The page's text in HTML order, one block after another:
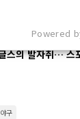
스의 발자취… 스
구
Powered